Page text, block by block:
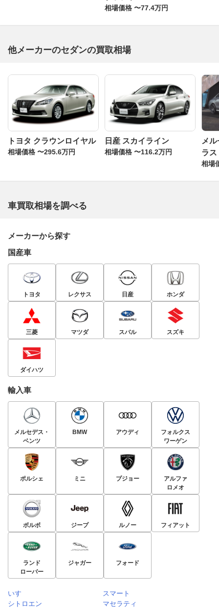
相場価格 〜77.4万円
他メーカーのセダンの買取相場
トヨタ クラウンロイヤル
相場価格 〜295.6万円
日産 スカイライン
相場価格 〜116.2万円
メ
ラス
相場
車買取相場を調べる
メーカーから探す
国産車
トヨタ レクサス 日産 ホンダ
三菱 マツダ スバル スズキ
ダイハツ
輸入車
メルセデス・
ベンツ
BMW アウディ
フォルクス
ワーゲン
ポルシェ ミニ プジョー
アルファ
ロメオ
ボルボ ジープ ルノー フィアット
ランド
ローバー
ジャガー フォード
いすゞ
スマート
シトロエン
マセラティ